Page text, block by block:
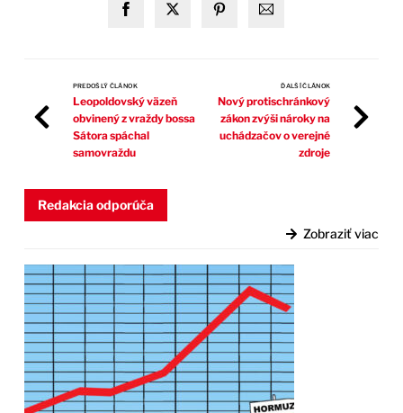
PREDOŠLÝ ČLÁNOK
Leopoldovský väzeň
obvinený z vraždy bossa
Sátora spáchal
samovraždu
ĎALŠÍ ČLÁNOK
Nový protischránkový
zákon zvýši nároky na
uchádzačov o verejné
zdroje
Redakcia odporúča
Zobraziť viac